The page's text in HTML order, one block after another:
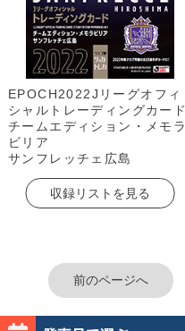
EPOCH2022Jリーグオフィ
シャルトレーディングカード
チームエディション・メモラ
ビリア
サンフレッチェ広島
収録リストを見る
前のページへ